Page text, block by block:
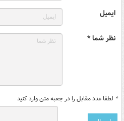
ایمیل
نظر شما *
* لطفا عدد مقابل را در جعبه متن وارد کنید